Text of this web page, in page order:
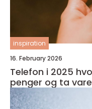
inspiration
16. February 2026
Telefon i 2025 hvordan velge smart, spare
penger og ta